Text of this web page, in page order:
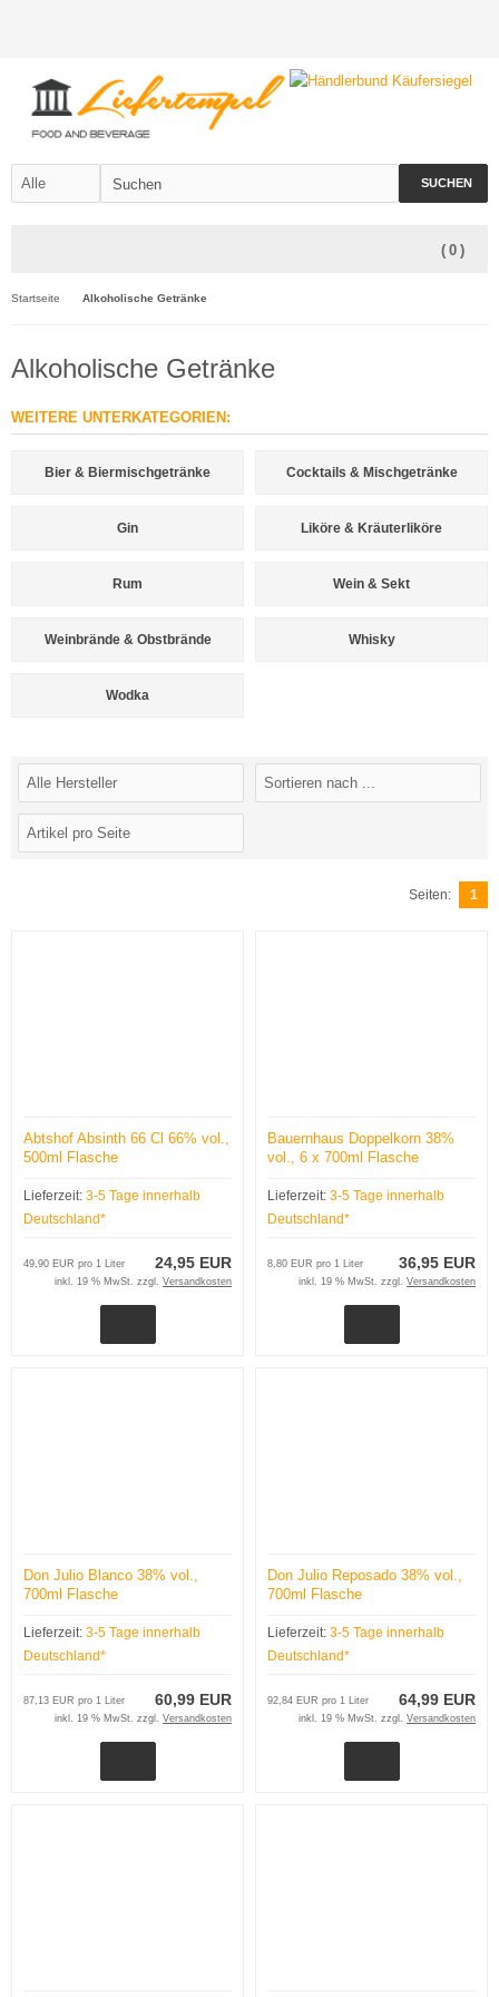
SUCHEN
( 0 )
Startseite Alkoholische Getränke
Alkoholische Getränke
WEITERE UNTERKATEGORIEN:
Bier & Biermischgetränke Cocktails & Mischgetränke
Gin Liköre & Kräuterliköre
Rum Wein & Sekt
Weinbrände & Obstbrände Whisky
Wodka
Seiten: 1
Abtshof Absinth 66 Cl 66% vol.,
500ml Flasche
Lieferzeit: 3-5 Tage innerhalb
Deutschland*
24,95 EUR
49,90 EUR pro 1 Liter
inkl. 19 % MwSt. zzgl. Versandkosten
Bauernhaus Doppelkorn 38%
vol., 6 x 700ml Flasche
Lieferzeit: 3-5 Tage innerhalb
Deutschland*
36,95 EUR
8,80 EUR pro 1 Liter
inkl. 19 % MwSt. zzgl. Versandkosten
Don Julio Blanco 38% vol.,
700ml Flasche
Lieferzeit: 3-5 Tage innerhalb
Deutschland*
60,99 EUR
87,13 EUR pro 1 Liter
inkl. 19 % MwSt. zzgl. Versandkosten
Don Julio Reposado 38% vol.,
700ml Flasche
Lieferzeit: 3-5 Tage innerhalb
Deutschland*
64,99 EUR
92,84 EUR pro 1 Liter
inkl. 19 % MwSt. zzgl. Versandkosten